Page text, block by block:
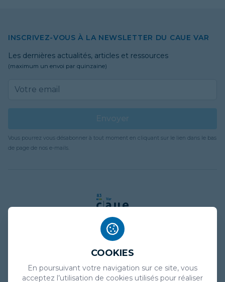
INSCRIVEZ-VOUS À LA NEWSLETTER DU CAUE VAR
Les dernières actualités, articles et ressources
(maximum un envoi par quinzaine)
Vous pourrez vous désabonner à tout moment en cliquant sur le lien dans le bas
de page de nos e-mails.
Politique de confidentialité
COOKIES
En poursuivant votre navigation sur ce site, vous
acceptez l’utilisation de cookies utilisés pour réaliser